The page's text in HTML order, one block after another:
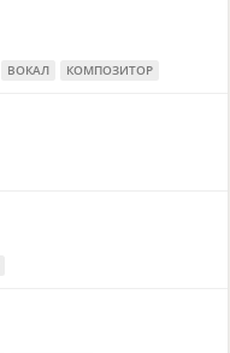
ВОКАЛ КОМПОЗИТОР